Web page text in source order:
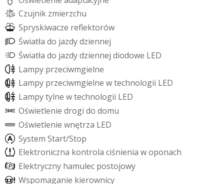
Czujnik zmierzchu
Spryskiwacze refektorów
Światła do jazdydziennej
Światła do jazdydziennej diodowe LED
Lampy przeciwmgielne
Lampy przeciwmgielne wtechnologii LED
Lampytylne wtechnologii LED
Oświetlenie drogi do domu
Oświetlenie wnętrza LED
System Start/Stop
Elektroniczna kontrola ciśnienia woponach
Elektryczny hamulec postojowy
Wspomaganie kierownicy